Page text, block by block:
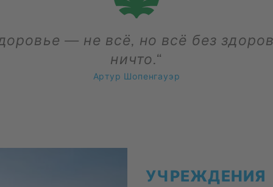
— не всё, но всё без
ничто.“
Ар­тур Шо­пен­гау­эр
УЧРЕ­ЖДЕ­НИЯ